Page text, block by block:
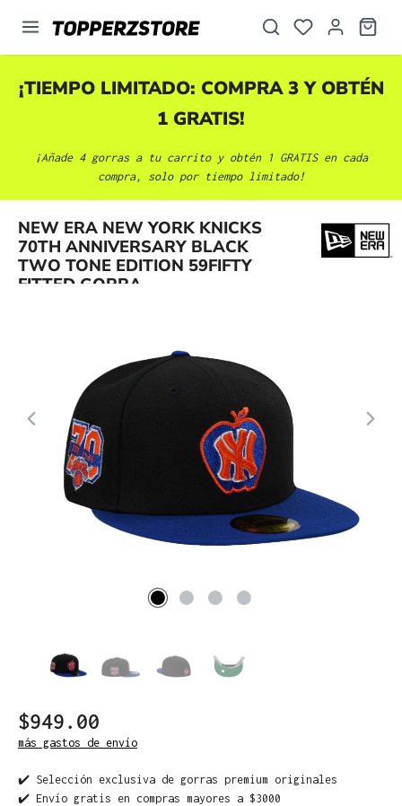
principal
¡TIEMPO LIMITADO: COMPRA 3 Y OBTÉN
1 GRATIS!
¡Añade 4 gorras a tu carrito y obtén 1 GRATIS en cada
compra, solo por tiempo limitado!
NEW ERA NEW YORK KNICKS
70TH ANNIVERSARY BLACK
TWO TONE EDITION 59FIFTY
FITTED GORRA
Omitir galería de imágenes
$949.00
más gastos de envío
✔️ Selección exclusiva de gorras premium originales
✔️ Envío gratis en compras mayores a $3000